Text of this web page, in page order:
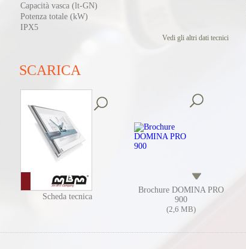
Capacità vasca (lt-GN)
Potenza totale (kW)
IPX5
Vedi gli altri dati tecnici
SCARICA
Scheda tecnica
Brochure DOMINA PRO
900
(2,6 MB)